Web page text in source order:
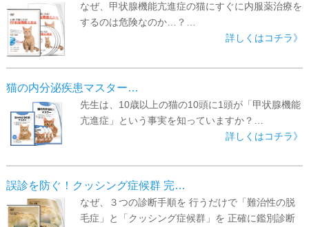
なぜ、甲状腺機能亢進症の猫にすぐに内服薬治療を
するのは危険なのか…？…
詳しくはコチラ》
猫の内分泌疾患マスター…
先生は、10歳以上の猫の10頭に1頭が「甲状腺機能
亢進症」という事実を知っていますか？…
詳しくはコチラ》
誤診を防ぐ！クッシング症候群 完…
なぜ、３つの診断手順を 行うだけで「難治性の脱
毛症」と「クッシング症候群」を 正確に鑑別診断
▼
▼
▼